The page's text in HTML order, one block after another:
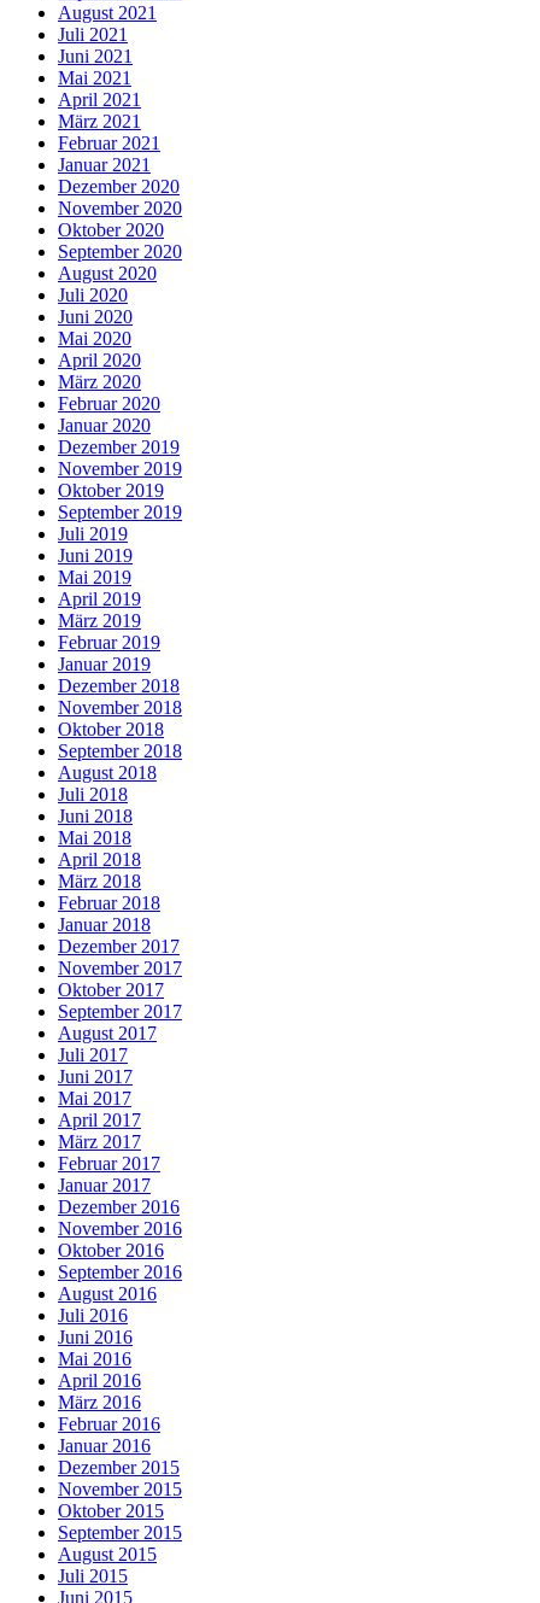
August 2021
Juli 2021
Juni 2021
Mai 2021
April 2021
März 2021
Februar 2021
Januar 2021
Dezember 2020
November 2020
Oktober 2020
September 2020
August 2020
Juli 2020
Juni 2020
Mai 2020
April 2020
März 2020
Februar 2020
Januar 2020
Dezember 2019
November 2019
Oktober 2019
September 2019
Juli 2019
Juni 2019
Mai 2019
April 2019
März 2019
Februar 2019
Januar 2019
Dezember 2018
November 2018
Oktober 2018
September 2018
August 2018
Juli 2018
Juni 2018
Mai 2018
April 2018
März 2018
Februar 2018
Januar 2018
Dezember 2017
November 2017
Oktober 2017
September 2017
August 2017
Juli 2017
Juni 2017
Mai 2017
April 2017
März 2017
Februar 2017
Januar 2017
Dezember 2016
November 2016
Oktober 2016
September 2016
August 2016
Juli 2016
Juni 2016
Mai 2016
April 2016
März 2016
Februar 2016
Januar 2016
Dezember 2015
November 2015
Oktober 2015
September 2015
August 2015
Juli 2015
Juni 2015